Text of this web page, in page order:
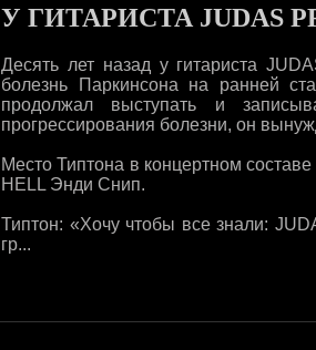
У ГИТАРИСТА JUDAS
Десять лет назад у гитариста
болезнь Паркинсона на ранней
продолжал выступать и
прогрессирования болезни, он
Место Типтона в концертном
HELL Энди Снип.
Типтон: «Хочу чтобы все знали:
гр...